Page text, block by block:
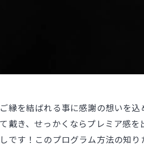
を結ばれる事に感謝の想いを込
戴き、せっかくならプレミア感を
です！このプログラム方法の知